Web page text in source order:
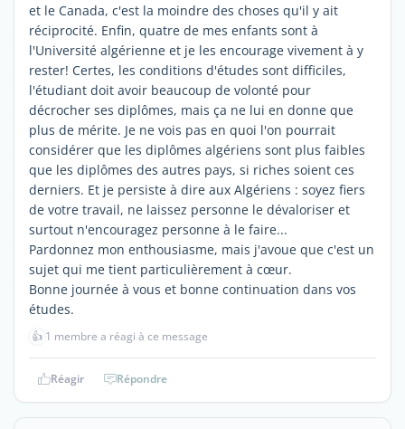
et le Canada, c'est la moindre des choses qu'il y ait
réciprocité. Enfin, quatre de mes enfants sont à
l'Université algérienne et je les encourage vivement à y
rester! Certes, les conditions d'études sont difficiles,
l'étudiant doit avoir beaucoup de volonté pour
décrocher ses diplômes, mais ça ne lui en donne que
plus de mérite. Je ne vois pas en quoi l'on pourrait
considérer que les diplômes algériens sont plus faibles
que les diplômes des autres pays, si riches soient ces
derniers. Et je persiste à dire aux Algériens : soyez fiers
de votre travail, ne laissez personne le dévaloriser et
surtout n'encouragez personne à le faire...
Pardonnez mon enthousiasme, mais j'avoue que c'est un
sujet qui me tient particulièrement à cœur.
Bonne journée à vous et bonne continuation dans vos
études.
👍 1 membre a réagi à ce message
Réagir Répondre